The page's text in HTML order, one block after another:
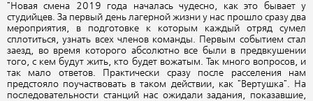
"Новая смена 2019 года началась чудесно, как это бывает у
студийцев. За первый день лагерной жизни у нас прошло сразу два
мероприятия, в подготовке к которым каждый отряд сумел
сплотиться, узнать всех членов команды. Первым событием стал
заезд, во время которого абсолютно все были в предвкушении
того, с кем будут жить, кто будет вожатым. Так много вопросов, и
так мало ответов. Практически сразу после расселения нам
предстояло поучаствовать в таком действии, как "Вертушка". На
последовательности станций нас ожидали задания, показавшие,